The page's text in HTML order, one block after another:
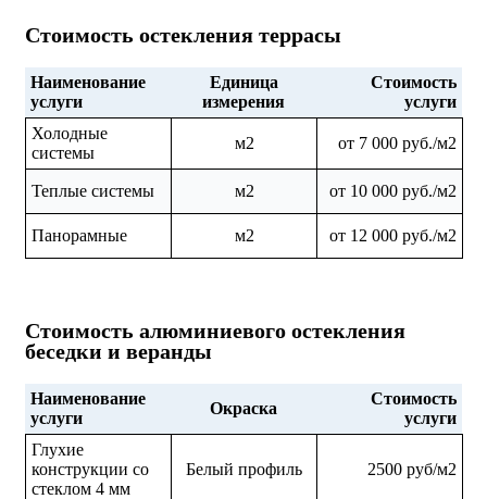
Стоимость остекления террасы
Наименование
услуги
Единица
измерения
Стоимость
услуги
Холодные
системы
м2 от 7 000 руб./м2
Теплые системы м2 от 10 000 руб./м2
Панорамные м2 от 12 000 руб./м2
Стоимость алюминиевого остекления
беседки и веранды
Наименование
услуги
Окраска
Стоимость
услуги
Глухие
конструкции со
стеклом 4 мм
Белый профиль 2500 руб/м2